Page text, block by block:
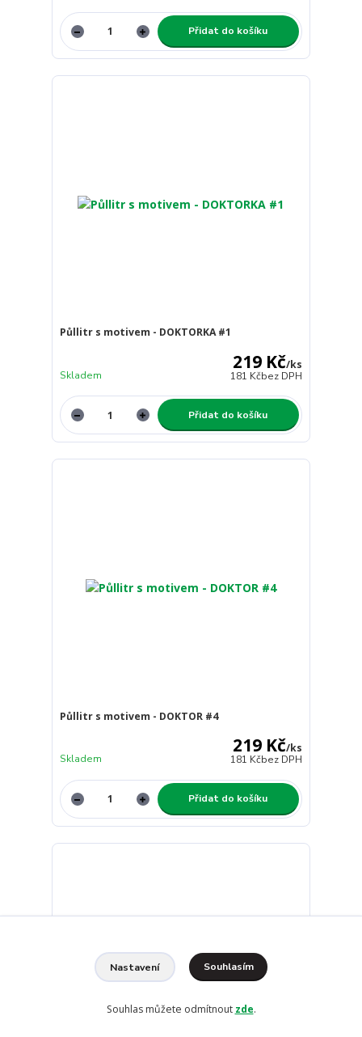
Přidat do košíku
Půllitr s motivem - DOKTORKA #1
219 Kč/ks
181 Kčbez DPH
Skladem
Přidat do košíku
Půllitr s motivem - DOKTOR #4
219 Kč/ks
181 Kčbez DPH
Skladem
Přidat do košíku
Nastavení Souhlasím
Souhlas můžete odmítnout zde.